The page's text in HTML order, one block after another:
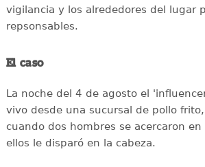
vigilancia y los alrededores del lugar
repsonsables.
El caso
La noche del 4 de agosto el
vivo desde una sucursal de pollo
cuando dos hombres se acercaron
ellos le disparó en la cabeza.